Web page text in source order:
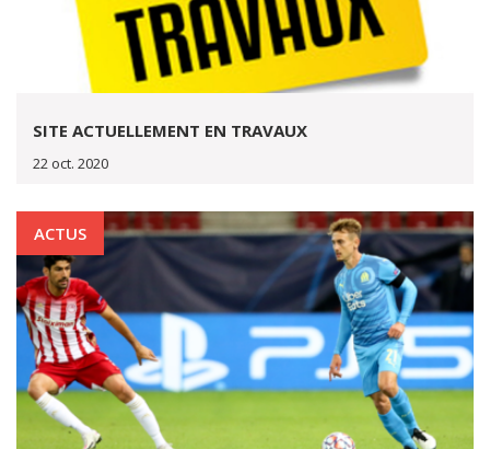
SITE ACTUELLEMENT EN TRAVAUX
22 oct. 2020
ACTUS